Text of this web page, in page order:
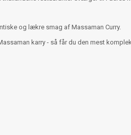
og lækre smag af Massaman Curry.
karry - så får du den mest